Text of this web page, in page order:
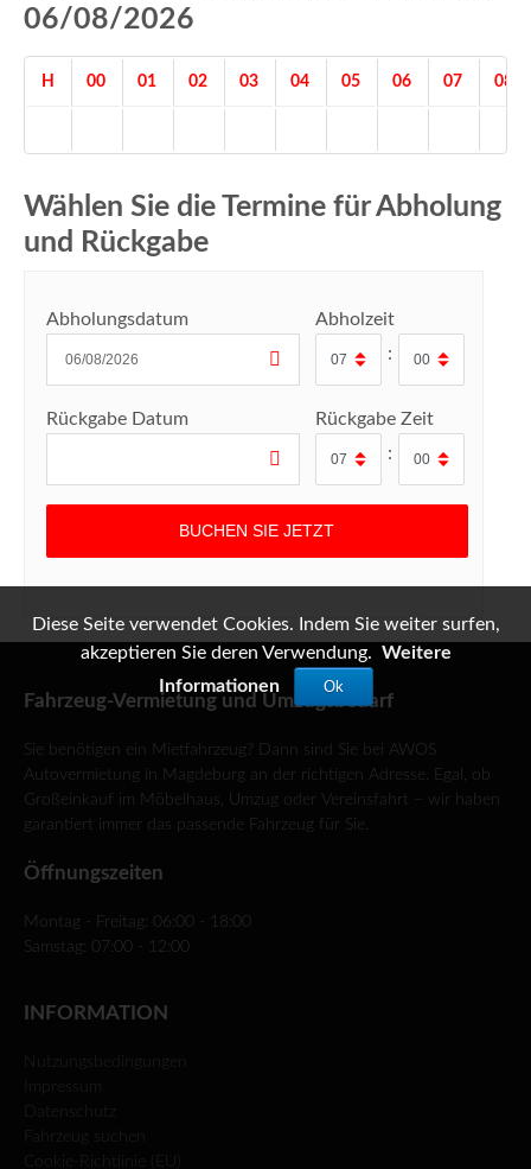
06/08/2026
H 00 01 02 03 04 05 06 07 08
Wählen Sie die Termine für Abholung
und Rückgabe
Abholungsdatum
Abholzeit
:
Rückgabe Datum
Rückgabe Zeit
:
Fahrzeug-Vermietung und Umzugsbedarf
Sie benötigen ein Mietfahrzeug? Dann sind Sie bei AWOS
Autovermietung in Magdeburg an der richtigen Adresse. Egal, ob
Großeinkauf im Möbelhaus, Umzug oder Vereinsfahrt – wir haben
garantiert immer das passende Fahrzeug für Sie.
Öffnungszeiten
Montag - Freitag: 06:00 - 18:00
Samstag: 07:00 - 12:00
INFORMATION
Nutzungsbedingungen
Fahrzeug suchen
Cookie-Richtlinie (EU)
Diese Seite verwendet Cookies. Indem Sie weiter surfen,
akzeptieren Sie deren Verwendung. Weitere
Informationen
Ok